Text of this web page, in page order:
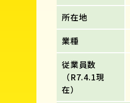
所在地
業種
従業員数
（R7.4.1現
在）